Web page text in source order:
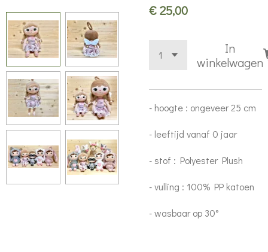
€ 25,00
In
winkelwagen
- hoogte : ongeveer 25 cm
- leeftijd vanaf 0 jaar
- stof : Polyester Plush
- vulling : 100% PP katoen
- wasbaar op 30°